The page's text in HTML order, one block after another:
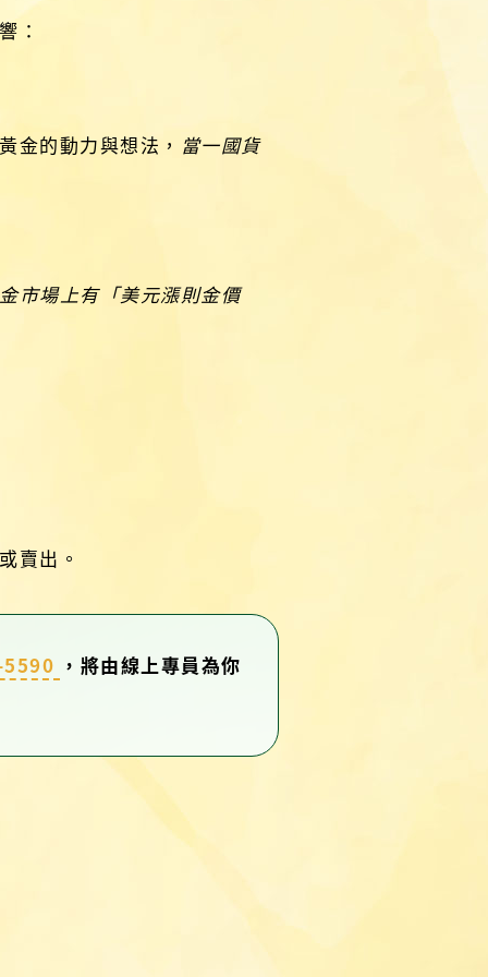
：
金的動力與想法， 當一國貨
市場上有「美元漲則金價
賣出。
，將由線上專員為你